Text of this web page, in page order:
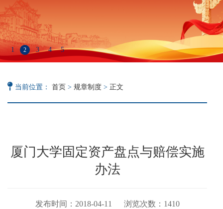
1 2 3 4 5
当前位置： 首页 > 规章制度 > 正文
厦门大学固定资产盘点与赔偿实施
办法
发布时间：2018-04-11 浏览次数： 1410